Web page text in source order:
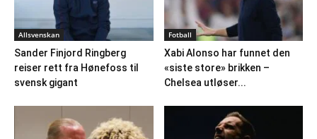
Allsvenskan
Sander Finjord Ringberg
reiser rett fra Hønefoss til
svensk gigant
Fotball
Xabi Alonso har funnet den
«siste store» brikken –
Chelsea utløser...